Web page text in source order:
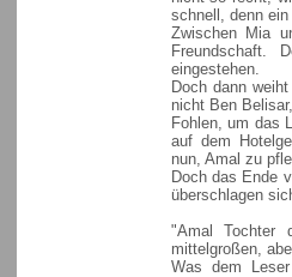
schnell, denn
Zwischen Mia
Freundschaft.
eingestehen.
Doch dann
nicht Ben
Fohlen, um das
auf dem
nun, Amal zu
Doch das Ende
überschlagen
"Amal Tochter
mittelgroßen,
Was dem